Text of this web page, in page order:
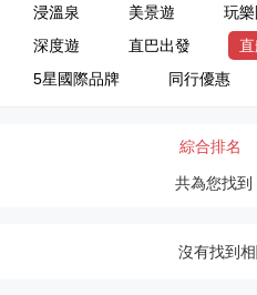
浸溫泉
美景遊 玩樂
深度遊
直巴出發
5星國際品牌
同行優惠
綜合排名
共為您找到
沒有找到